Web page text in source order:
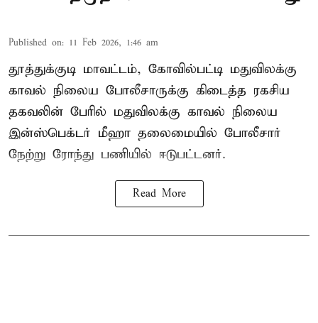
Published on: 11 Feb 2026, 1:46 am
தூத்துக்குடி மாவட்டம், கோவில்பட்டி மதுவிலக்கு
காவல் நிலைய போலீசாருக்கு கிடைத்த ரகசிய
தகவலின் பேரில் மதுவிலக்கு காவல் நிலைய
இன்ஸ்பெக்டர் மீஹா தலைமையில் போலீசார்
நேற்று ரோந்து பணியில் ஈடுபட்டனர்.
Read More